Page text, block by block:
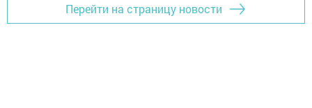
Перейти на страницу новости